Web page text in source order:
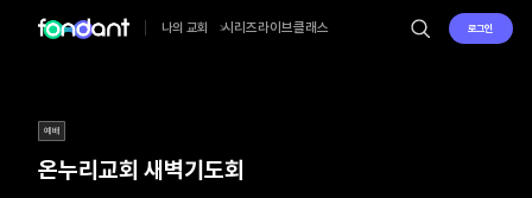
나의 교회 시리즈라이브클래스 로그인
예배
온누리교회 새벽기도회